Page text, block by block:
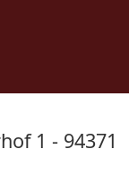
1 - 94371